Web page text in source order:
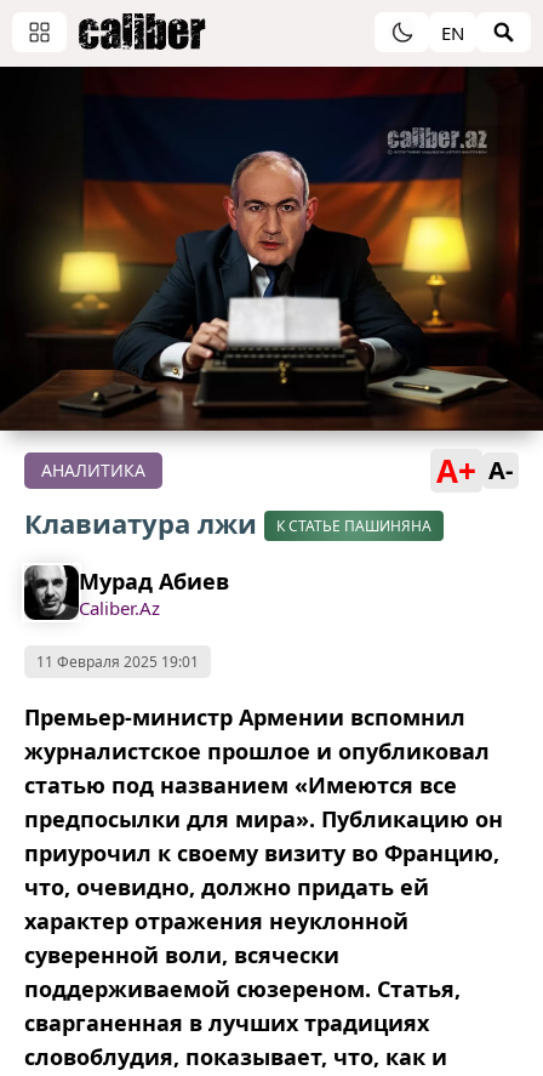
EN
АНАЛИТИКА A+ A-
Клавиатура лжи К СТАТЬЕ ПАШИНЯНА
Мурад Абиев
Caliber.Az
11 Февраля 2025 19:01
Премьер-министр Армении вспомнил
журналистское прошлое и опубликовал
статью под названием «Имеются все
предпосылки для мира». Публикацию он
приурочил к своему визиту во Францию,
что, очевидно, должно придать ей
характер отражения неуклонной
суверенной воли, всячески
поддерживаемой сюзереном. Статья,
сварганенная в лучших традициях
словоблудия, показывает, что, как и